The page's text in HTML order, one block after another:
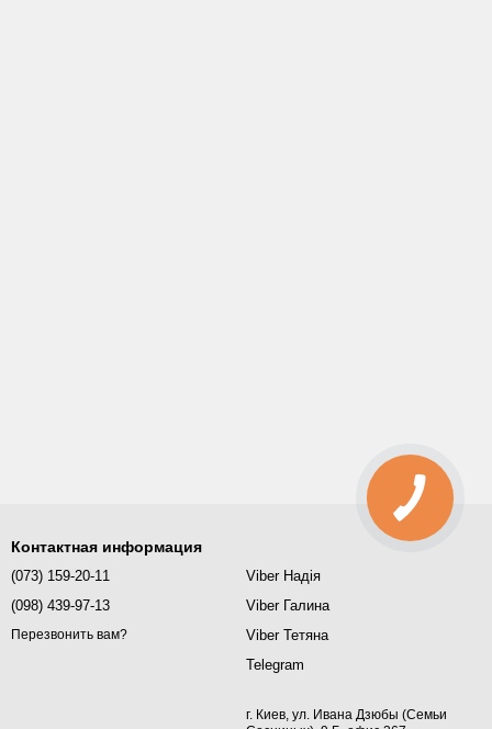
Контактная информация
(073) 159-20-11
(098) 439-97-13
Перезвонить вам?
Viber Надія
Viber Галина
Viber Тетяна
Telegram
г. Киев, ул. Ивана Дзюбы (Семьи